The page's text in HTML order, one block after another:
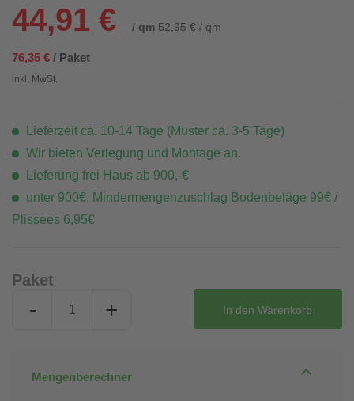
44,91 € / qm 52,95 € / qm
76,35 € / Paket
inkl. MwSt.
Lieferzeit ca. 10-14 Tage (Muster ca. 3-5 Tage)
Wir bieten Verlegung und Montage an.
Lieferung frei Haus ab 900,-€
unter 900€: Mindermengenzuschlag Bodenbeläge 99€ /
Plissees 6,95€
Paket
- + In den Warenkorb
Mengenberechner